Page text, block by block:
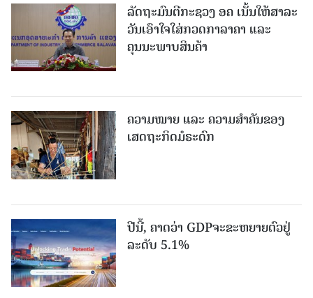
ລັດຖະມົນຕີກະຊວງ ອຄ ເນັ້ນໃຫ້ສາລະ
ວັນເອົາໃຈໃສ່ກວດກາລາຄາ ແລະ
ຄຸນນະພາບສິນຄ້າ
ຄວາມໝາຍ ແລະ ຄວາມສໍາຄັນຂອງ
ເສດຖະກິດມໍຣະດົກ
ປີນີ້, ຄາດວ່າ GDPຈະຂະຫຍາຍຕົວຢູ່
ລະດັບ 5.1%